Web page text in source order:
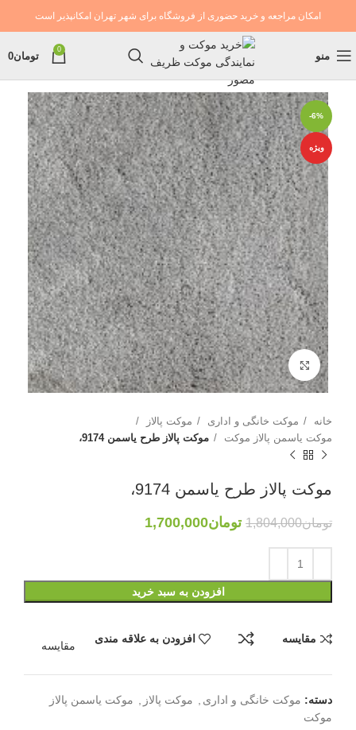
امکان مراجعه و خرید حضوری از فروشگاه برای شهر تهران امکانپذیر است
منو
0
تومان0
-6%
ویژه
بزرگنمایی تصویر
خانه موکت خانگی و اداری
موکت پالاز
موکت یاسمن پالاز موکت
موکت پالاز طرح یاسمن 9174،
موکت پالاز طرح یاسمن 9174،
تومان1,804,000 تومان1,700,000
افزودن به سبد خرید
مقایسه افزودن به علاقه مندی
مقایسه
دسته: موکت خانگی و اداری موکت پالاز
موکت یاسمن پالاز
موکت